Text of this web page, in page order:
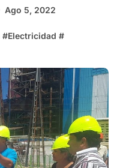
Ago 5, 2022
#Electricidad #